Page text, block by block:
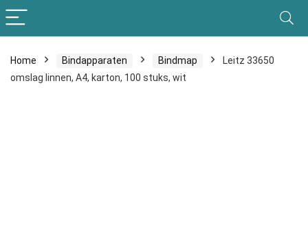
Home Bindapparaten Bindmap
Leitz 33650
omslag linnen, A4, karton, 100 stuks, wit